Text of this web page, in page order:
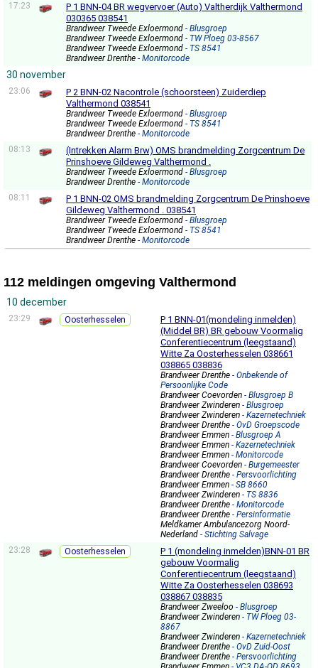
17:23
P 1 BNN-04 BR wegvervoer (Auto) Valtherdijk Valthermond
030365 038541
Brandweer Tweede Exloermond - Blusgroep
Brandweer Tweede Exloermond - TW Ploeg 03-8567
Brandweer Tweede Exloermond - TS 8541
Brandweer Drenthe - Monitorcode
30 november
23:06
P 2 BNN-02 Nacontrole (schoorsteen) Zuiderdiep
Valthermond 038541
Brandweer Tweede Exloermond - Blusgroep
Brandweer Tweede Exloermond - TS 8541
Brandweer Drenthe - Monitorcode
08:13
(Intrekken Alarm Brw) OMS brandmelding Zorgcentrum De
Prinshoeve Gildeweg Valthermond .
Brandweer Tweede Exloermond - Blusgroep
Brandweer Drenthe - Monitorcode
08:11
P 1 BNN-02 OMS brandmelding Zorgcentrum De Prinshoeve
Gildeweg Valthermond . 038541
Brandweer Tweede Exloermond - Blusgroep
Brandweer Tweede Exloermond - TS 8541
Brandweer Drenthe - Monitorcode
112 meldingen omgeving Valthermond
10 december
23:29 Oosterhesselen
P 1 BNN-01(mondeling inmelden)
(Middel BR) BR gebouw Voormalig
Conferentiecentrum (leegstaand)
Witte Za Oosterhesselen 038661
038865 038836
Brandweer Drenthe - Onbekende of
Persoonlijke Code
Brandweer Coevorden - Blusgroep B
Brandweer Zwinderen - Blusgroep
Brandweer Zwinderen - Kazernetechniek
Brandweer Drenthe - OvD Groepscode
Brandweer Emmen - Blusgroep A
Brandweer Emmen - Kazernetechniek
Brandweer Emmen - Monitorcode
Brandweer Coevorden - Burgemeester
Brandweer Drenthe - Persvoorlichting
Brandweer Emmen - SB 8660
Brandweer Zwinderen - TS 8836
Brandweer Drenthe - Monitorcode
Brandweer Drenthe - Persinformatie
Meldkamer Ambulancezorg Noord-
Nederland - Stichting Salvage
23:28
Oosterhesselen
P 1 (mondeling inmelden)BNN-01 BR
gebouw Voormalig
Conferentiecentrum (leegstaand)
Witte Za Oosterhesselen 038693
038867 038835
Brandweer Zweeloo - Blusgroep
Brandweer Zwinderen - TW Ploeg 03-
8867
Brandweer Zwinderen - Kazernetechniek
Brandweer Drenthe - OvD Zuid-Oost
Brandweer Drenthe - Persvoorlichting